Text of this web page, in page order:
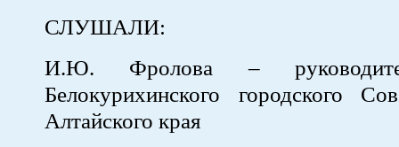
СЛУШАЛИ:
И.Ю. Фролова –
Белокурихинского городского
Алтайского края